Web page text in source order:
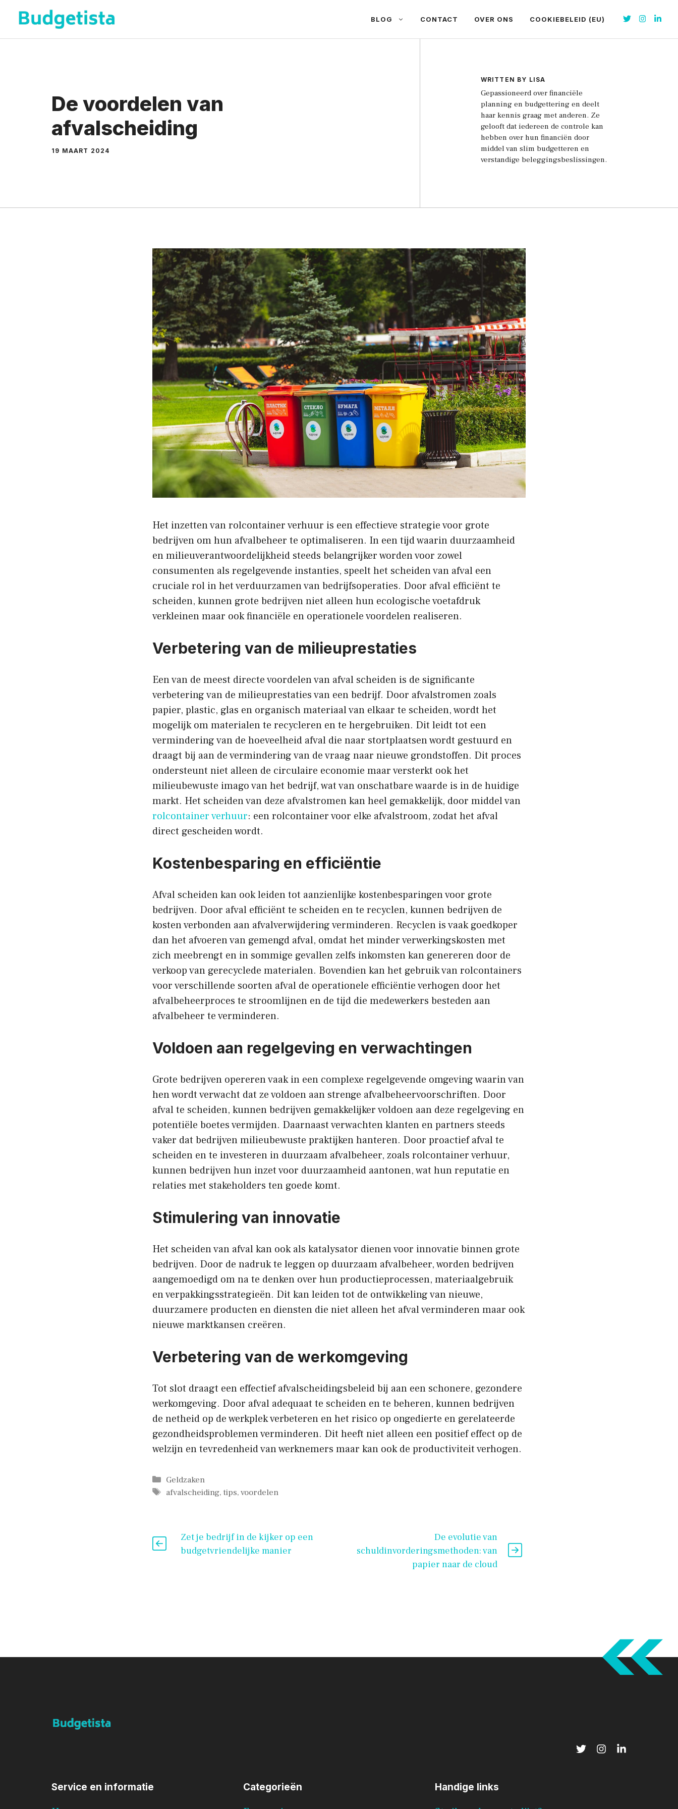
naar
de
BLOG CONTACT OVER ONS COOKIEBELEID (EU)
De voordelen van
afvalscheiding
19 MAART 2024
WRITTEN BY LISA
Gepassioneerd over financiële
planning en budgettering en deelt
haar kennis graag met anderen. Ze
gelooft dat iedereen de controle kan
hebben over hun financiën door
middel van slim budgetteren en
verstandige beleggingsbeslissingen.
Het inzetten van rolcontainer verhuur is een effectieve strategie voor grote
bedrijven om hun afvalbeheer te optimaliseren. In een tijd waarin duurzaamheid
en milieuverantwoordelijkheid steeds belangrijker worden voor zowel
consumenten als regelgevende instanties, speelt het scheiden van afval een
cruciale rol in het verduurzamen van bedrijfsoperaties. Door afval efficiënt te
scheiden, kunnen grote bedrijven niet alleen hun ecologische voetafdruk
verkleinen maar ook financiële en operationele voordelen realiseren.
Verbetering van de milieuprestaties
Een van de meest directe voordelen van afval scheiden is de significante
verbetering van de milieuprestaties van een bedrijf. Door afvalstromen zoals
papier, plastic, glas en organisch materiaal van elkaar te scheiden, wordt het
mogelijk om materialen te recycleren en te hergebruiken. Dit leidt tot een
vermindering van de hoeveelheid afval die naar stortplaatsen wordt gestuurd en
draagt bij aan de vermindering van de vraag naar nieuwe grondstoffen. Dit proces
ondersteunt niet alleen de circulaire economie maar versterkt ook het
milieubewuste imago van het bedrijf, wat van onschatbare waarde is in de huidige
markt. Het scheiden van deze afvalstromen kan heel gemakkelijk, door middel van
rolcontainer verhuur: een rolcontainer voor elke afvalstroom, zodat het afval
direct gescheiden wordt.
Kostenbesparing en efficiëntie
Afval scheiden kan ook leiden tot aanzienlijke kostenbesparingen voor grote
bedrijven. Door afval efficiënt te scheiden en te recyclen, kunnen bedrijven de
kosten verbonden aan afvalverwijdering verminderen. Recyclen is vaak goedkoper
dan het afvoeren van gemengd afval, omdat het minder verwerkingskosten met
zich meebrengt en in sommige gevallen zelfs inkomsten kan genereren door de
verkoop van gerecyclede materialen. Bovendien kan het gebruik van rolcontainers
voor verschillende soorten afval de operationele efficiëntie verhogen door het
afvalbeheerproces te stroomlijnen en de tijd die medewerkers besteden aan
afvalbeheer te verminderen.
Voldoen aan regelgeving en verwachtingen
Grote bedrijven opereren vaak in een complexe regelgevende omgeving waarin van
hen wordt verwacht dat ze voldoen aan strenge afvalbeheervoorschriften. Door
afval te scheiden, kunnen bedrijven gemakkelijker voldoen aan deze regelgeving en
potentiële boetes vermijden. Daarnaast verwachten klanten en partners steeds
vaker dat bedrijven milieubewuste praktijken hanteren. Door proactief afval te
scheiden en te investeren in duurzaam afvalbeheer, zoals rolcontainer verhuur,
kunnen bedrijven hun inzet voor duurzaamheid aantonen, wat hun reputatie en
relaties met stakeholders ten goede komt.
Stimulering van innovatie
Het scheiden van afval kan ook als katalysator dienen voor innovatie binnen grote
bedrijven. Door de nadruk te leggen op duurzaam afvalbeheer, worden bedrijven
aangemoedigd om na te denken over hun productieprocessen, materiaalgebruik
en verpakkingsstrategieën. Dit kan leiden tot de ontwikkeling van nieuwe,
duurzamere producten en diensten die niet alleen het afval verminderen maar ook
nieuwe marktkansen creëren.
Verbetering van de werkomgeving
Tot slot draagt een effectief afvalscheidingsbeleid bij aan een schonere, gezondere
werkomgeving. Door afval adequaat te scheiden en te beheren, kunnen bedrijven
de netheid op de werkplek verbeteren en het risico op ongedierte en gerelateerde
gezondheidsproblemen verminderen. Dit heeft niet alleen een positief effect op de
welzijn en tevredenheid van werknemers maar kan ook de productiviteit verhogen.
Categorieën
Geldzaken
Tags
afvalscheiding,tips,voordelen
Zet je bedrijf in de kijker op een
budgetvriendelijke manier
De evolutie van
schuldinvorderingsmethoden: van
papier naar de cloud
Service en informatie Categorieën Handige links